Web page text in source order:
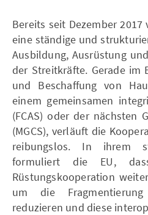
Bereits seit Dezember 2017
eine ständige und
Ausbildung, Ausrüstung
der Streitkräfte. Gerade im
und Beschaffung von
einem gemeinsamen
(FCAS) oder der nächsten
(MGCS), verläuft die
reibungslos. In ihrem
formuliert die EU,
Rüstungskooperation
um die
reduzieren und diese